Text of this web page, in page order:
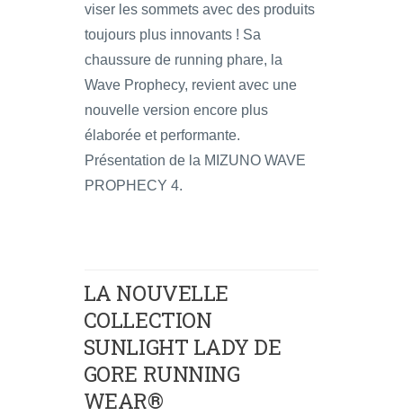
viser les sommets avec des produits
toujours plus innovants ! Sa
chaussure de running phare, la
Wave Prophecy, revient avec une
nouvelle version encore plus
élaborée et performante.
Présentation de la MIZUNO WAVE
PROPHECY 4.
LA NOUVELLE
COLLECTION
SUNLIGHT LADY DE
GORE RUNNING
WEAR®